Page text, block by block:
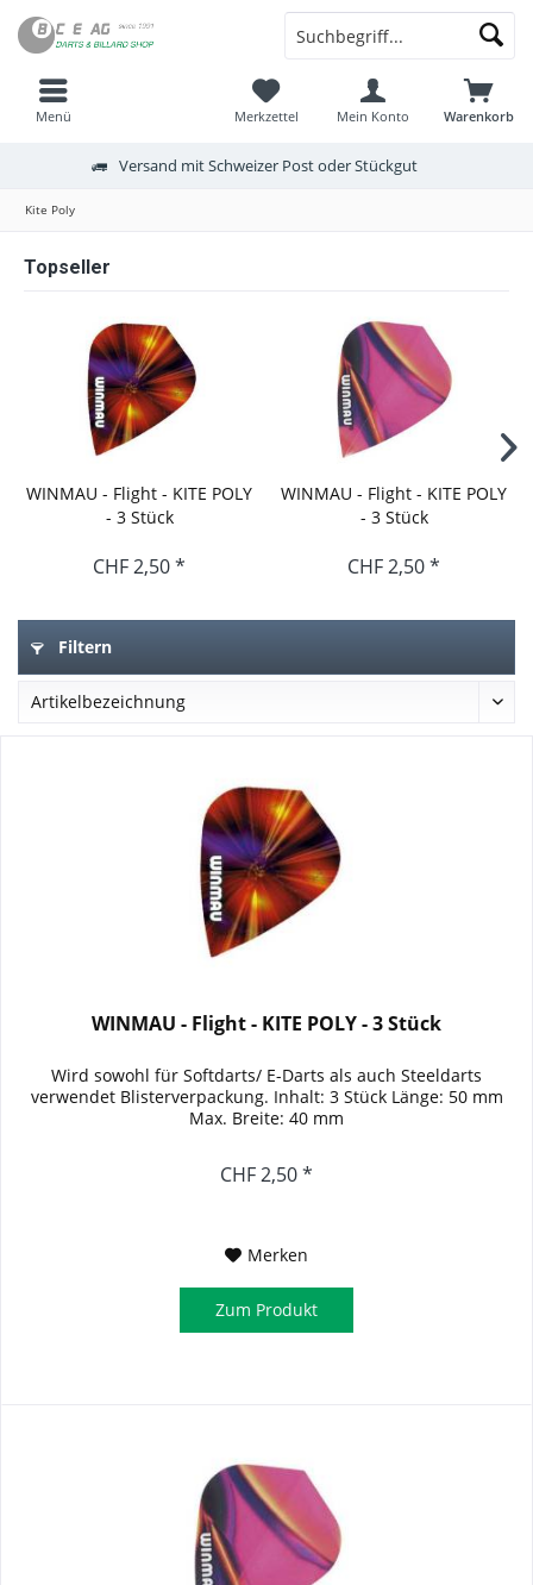
Menü Warenkorb
Merkzettel Mein Konto
Versand mit Schweizer Post oder Stückgut
Kite Poly
Topseller
WINMAU - Flight - KITE POLY
- 3 Stück
CHF 2,50 *
WINMAU - Flight - KITE POLY
- 3 Stück
CHF 2,50 *
Filtern
WINMAU - Flight - KITE POLY - 3 Stück
Wird sowohl für Softdarts/ E-Darts als auch Steeldarts
verwendet Blisterverpackung. Inhalt: 3 Stück Länge: 50 mm
Max. Breite: 40 mm
CHF 2,50 *
Merken
Zum Produkt